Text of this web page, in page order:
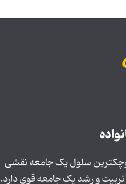
سلول یک جامعه نقشی
و رشد یک جامعه قوی دارد.